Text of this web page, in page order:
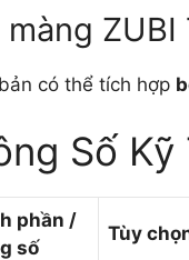
màng ZUBI
có thể tích hợp
Số Kỹ
phần /
số
Tùy